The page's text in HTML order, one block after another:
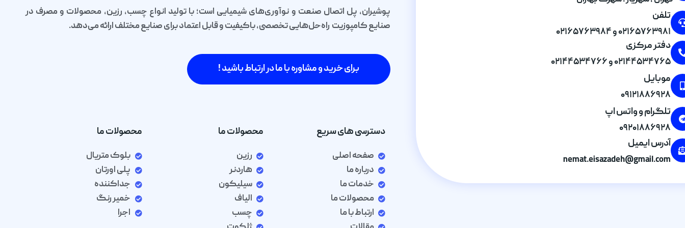
تلفن
۰۲۱۶۵۷۶۳۹۸۱ و ۰۲۱۶۵۷۶۳۹۸۴
دفتر مرکزی
۰۲۱۴۴۵۳۴۷۶۵ و ۰۲۱۴۴۵۳۴۷۶۶
موبایل
۰۹۱۲۱۸۸۶۹۲۸
تلگرام و واتس اپ
۰۹۲۰۱۸۸۶۹۲۸
آدرس ایمیل
nemat.eisazadeh@gmail.com
پوشیران، پل اتصال صنعت و نوآوری‌های شیمیایی است؛ با تولید انواع چسب، رزین، محصولات و مصرف در
صنایع کامپوزیت راه‌حل‌هایی تخصصی، باکیفیت و قابل اعتماد برای صنایع مختلف ارائه می‌دهد.
برای خرید و مشاوره با ما در ارتباط باشید !
دسترسی های سریع
صفحه اصلی
درباره ما
خدمات ما
محصولات ما
ارتباط با ما
محصولات ما
رزین
هاردنر
سیلیکون
الیاف
چسب
محصولات ما
بلوک متریال
پلی اورتان
جداکننده
خمیر رنگ
اجرا